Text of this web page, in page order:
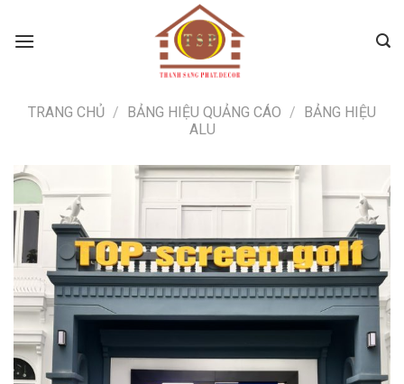
TRANG CHỦ / BẢNG HIỆU QUẢNG CÁO / BẢNG HIỆU
ALU